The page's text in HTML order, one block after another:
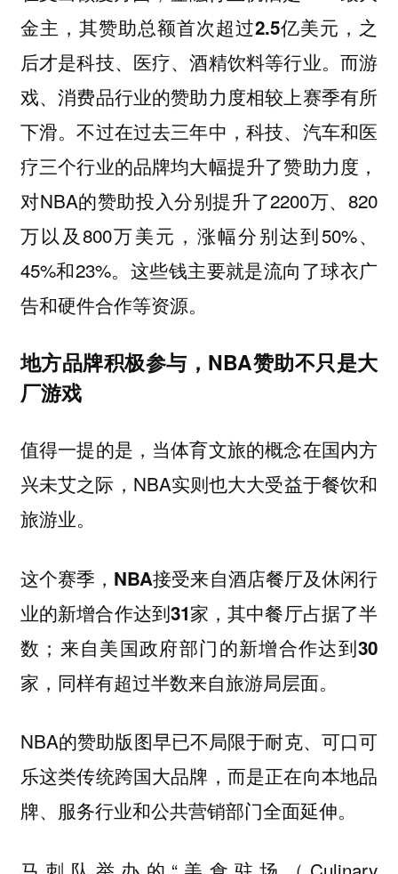
金主，其赞助总额首次超过2.5亿美元， 之
后才是科技、医疗、酒精饮料等行业。而游
戏、消费品行业的赞助力度相较上赛季有所
下滑。不过在过去三年中，科技、汽车和医
疗三个行业的品牌均大幅提升了赞助力度，
对NBA的赞助投入分别提升了2200万、820
万以及800万美元，涨幅分别达到50%、
45%和23%。这些钱主要就是流向了球衣广
告和硬件合作等资源。
地方品牌积极参与，NBA赞助不只是大
厂游戏
值得一提的是，当体育文旅的概念在国内方
兴未艾之际，NBA实则也大大受益于餐饮和
旅游业。
这个赛季， NBA接受来自酒店餐厅及休闲行
业的新增合作达到31家，其中餐厅占据了半
数；来自美国政府部门的新增合作达到30
家，同样有超过半数来自旅游局层面。
NBA的赞助版图早已不局限于耐克、可口可
乐这类传统跨国大品牌，而是正在向本地品
牌、服务行业和公共营销部门全面延伸。